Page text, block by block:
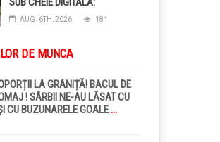
Judecătorii i-au pus BRĂȚARĂ
ELECTRONICĂ la picior!
AUG. 6TH, 2026 181
DE MUNCA
LA GRANIȚĂ! BACUL DE
! SÂRBII NE-AU LĂSAT CU
CU BUZUNARELE GOALE...